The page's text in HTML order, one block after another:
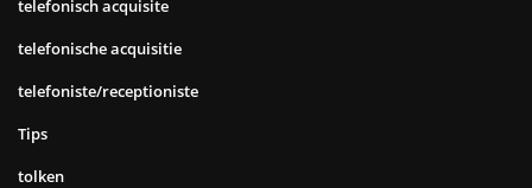
telefonisch acquisite
telefonische acquisitie
telefoniste/receptioniste
Tips
tolken